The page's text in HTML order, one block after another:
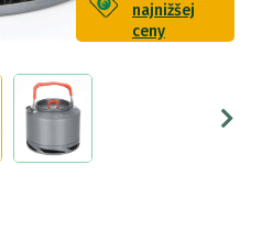
najnižšej
ceny